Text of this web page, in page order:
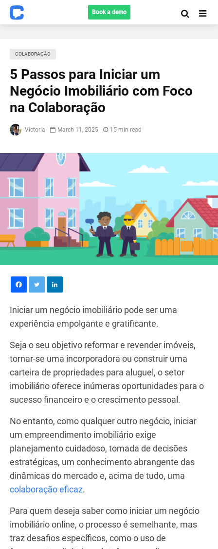
Book a demo
COLABORAÇÃO
5 Passos para Iniciar um
Negócio Imobiliário com Foco
na Colaboração
Victoria March 11, 2025 15 min read
Iniciar um negócio imobiliário pode ser uma
experiência empolgante e gratificante.
Seja o seu objetivo reformar e revender imóveis,
tornar-se uma incorporadora ou construir uma
carteira de propriedades para aluguel, o setor
imobiliário oferece inúmeras oportunidades para o
sucesso financeiro e o crescimento pessoal.
No entanto, como qualquer outro negócio, iniciar
um empreendimento imobiliário exige
planejamento cuidadoso, tomada de decisões
estratégicas, um conhecimento abrangente das
dinâmicas do mercado e, acima de tudo, uma
colaboração eficaz.
Para quem deseja saber como iniciar um negócio
imobiliário online, o processo é semelhante, mas
traz desafios específicos, como o uso de